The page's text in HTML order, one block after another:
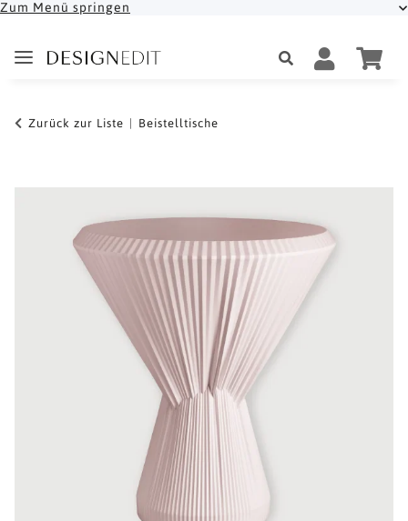
Zum Menü springen
Zurück zur Liste Beistelltische